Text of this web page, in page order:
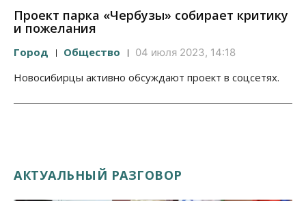
Проект парка «Чербузы» собирает критику
и пожелания
Город Общество 04 июля 2023, 14:18
Новосибирцы активно обсуждают проект в соцсетях.
АКТУАЛЬНЫЙ РАЗГОВОР